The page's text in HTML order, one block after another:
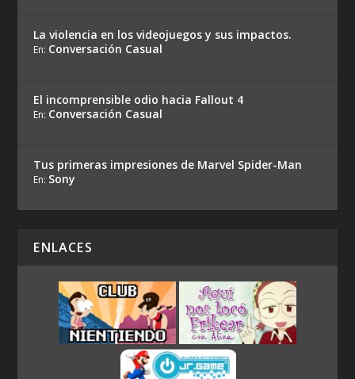
La violencia en los videojuegos y sus impactos.
En: Conversación Casual
El incomprensible odio hacia Fallout 4
En: Conversación Casual
Tus primeras impresiones de Marvel Spider-Man
En: Sony
ENLACES